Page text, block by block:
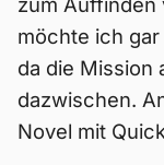
möchte ich
da die Mission
dazwischen.
Novel mit